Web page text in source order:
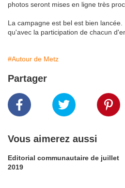
photos seront mises en ligne très
La campagne est bel est bien
qu'avec la participation de chacun
#Autour de Metz
Partager
Vous aimerez aussi
Editorial communautaire de juillet
2019